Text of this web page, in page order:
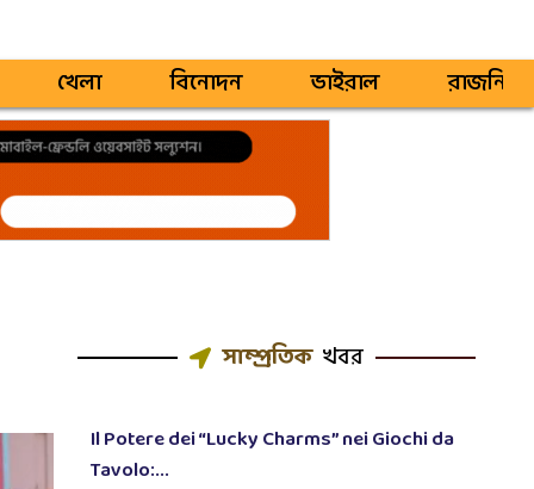
খেলা বিনোদন ভাইরাল রাজনিতি
সাম্প্রতিক খবর
Il Potere dei “Lucky Charms” nei Giochi da
Tavolo:...